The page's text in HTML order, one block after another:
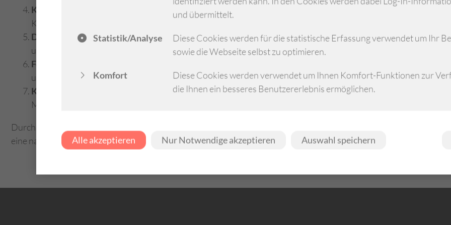
Kosteneffizienz:
Identifizierung von Einsparpotenzialen und Implementierung von Strategien zur
Kostenreduktion, durch Optimierungen im med. Leistungsbereich.
Dokumentations- und Kodierungsqualität:Verbesserung der medizinischen Dokumentation und Kodierung,
um eine korrekte Abrechnung der erbrachten Leistungen sicherzustellen.
Fortbildung und Schulung:
um deren Kenntnisse im Bereich Medizincontrolling zu vertiefen und auf dem neuesten Stand zu halten.
Kooperation und Austausch:
Förderung des Austauschs von Erfahrungen und Best Practices zwischen den
Mitgliedskrankenhäusern sowie die Zusammenarbeit mit externen Experten und Institutionen.
Durch diese Tätigkeiten unterstützt der Arbeitskreis die Mitgliedskrankenhäuser der AKG dabei, ihre Leistungen
eine nachhaltige und hochwertige Gesundheitsversorgung sicherzustellen.
und übermittelt.
Statistik/Analyse
Diese Cookies werden für die statistische Erfassung verwendet um Ihr
sowie die Webseite selbst zu optimieren.
Komfort
Diese Cookies werden verwendet um Ihnen Komfort-Funktionen zur
die Ihnen ein besseres Benutzererlebnis ermöglichen.
Alle akzeptieren Nur Notwendige akzeptieren Auswahl speichern